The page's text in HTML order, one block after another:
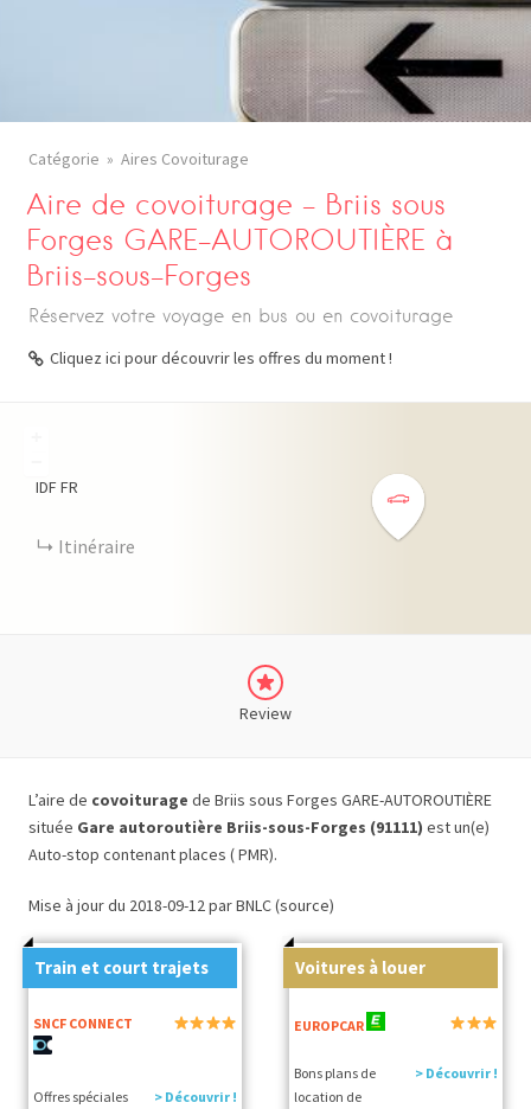
Catégorie Aires Covoiturage
Aire de covoiturage – Briis sous
Forges GARE-AUTOROUTIÈRE à
Briis-sous-Forges
Réservez votre voyage en bus ou en covoiturage
Cliquez ici pour découvrir les offres du moment !
IDF FR
Itinéraire
Review
L’aire de covoiturage de Briis sous Forges GARE-AUTOROUTIÈRE
située Gare autoroutière Briis-sous-Forges (91111) est un(e)
Auto-stop contenant places ( PMR).
Mise à jour du 2018-09-12 par BNLC (source)
Train et court trajets
SNCF CONNECT
Offres spéciales
> Découvrir !
Voitures à louer
EUROPCAR
Bons plans de
location de
> Découvrir !